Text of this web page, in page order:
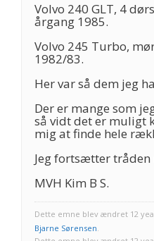
Volvo 240 GLT, 4
årgang 1985.
Volvo 245 Turbo,
1982/83.
Her var så dem jeg
Der er mange som
så vidt det er muligt
mig at finde hele
Jeg fortsætter tråden
MVH Kim B S.
Dette emne blev ændret 12
Bjarne Sørensen.